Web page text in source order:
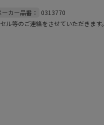
ーカー品番：
0313770
等のご連絡をさせていただきます。